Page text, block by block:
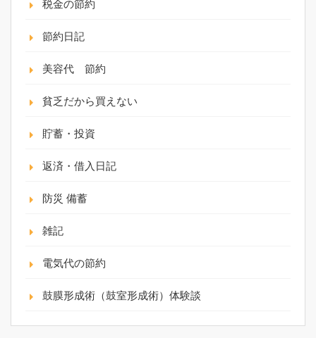
税金の節約
節約日記
美容代 節約
貧乏だから買えない
貯蓄・投資
返済・借入日記
防災 備蓄
雑記
電気代の節約
鼓膜形成術（鼓室形成術）体験談